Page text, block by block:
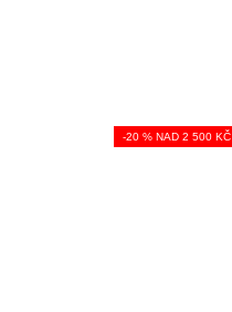
-20 % NAD 2 500 KČ